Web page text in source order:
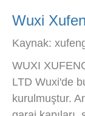
Wuxi
Kaynak:
WUXI
LTD Wuxi'de
kurulmuştur.